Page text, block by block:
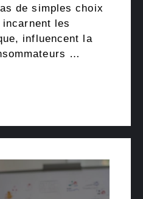
de simples choix
les
influencent la
…